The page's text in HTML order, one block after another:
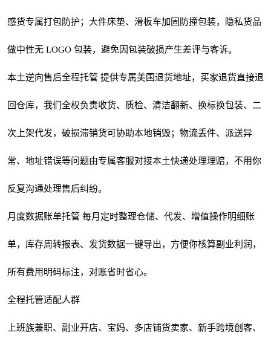
感货专属打包防护；大件床垫、滑板车加固防撞包装，隐私货品
做中性无 LOGO 包装，避免因包装破损产生差评与客诉。
本土逆向售后全程托管 提供专属美国退货地址，买家退货直接退
回仓库，我们全权负责收货、质检、清洁翻新、换标换包装、二
次上架代发，破损滞销货可协助本地销毁；物流丢件、派送异
常、地址错误等问题由专属客服对接本土快递处理理赔，不用你
反复沟通处理售后纠纷。
月度数据账单托管 每月定时整理仓储、代发、增值操作明细账
单，库存周转报表、发货数据一键导出，方便你核算副业利润，
所有费用明码标注，对账省时省心。
全程托管适配人群
上班族兼职、副业开店、宝妈、多店铺货卖家、新手跨境创客、